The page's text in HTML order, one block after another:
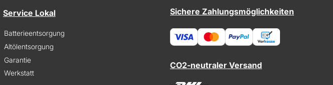
Service Lokal
Batterieentsorgung
Altölentsorgung
Garantie
Werkstatt
Sichere Zahlungsmöglichkeiten
CO2-neutraler Versand